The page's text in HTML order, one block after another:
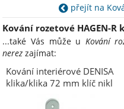
přejít na
Kování rozetové HAGEN-
...také Vás může u Kování
nerez zajímat:
Kování interiérové DENISA
klika/klika 72 mm klíč nikl